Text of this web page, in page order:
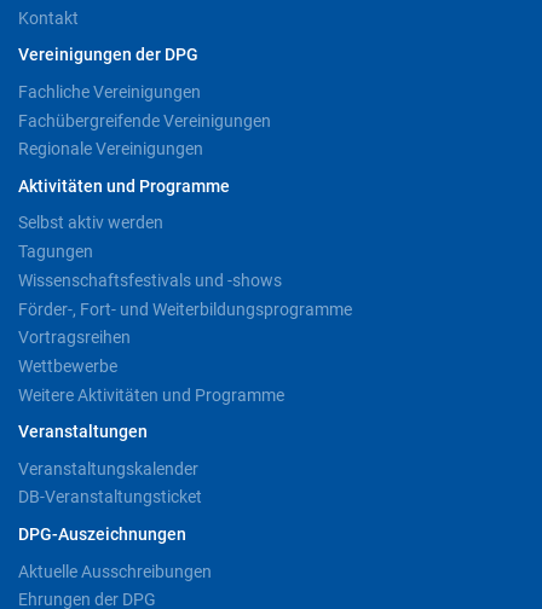
Kontakt
Vereinigungen der DPG
Fachliche Vereinigungen
Fachübergreifende Vereinigungen
Regionale Vereinigungen
Aktivitäten und Programme
Selbst aktiv werden
Tagungen
Wissenschaftsfestivals und -shows
Förder-, Fort- und Weiterbildungsprogramme
Vortragsreihen
Wettbewerbe
Weitere Aktivitäten und Programme
Veranstaltungen
Veranstaltungskalender
DB-Veranstaltungsticket
DPG-Auszeichnungen
Aktuelle Ausschreibungen
Ehrungen der DPG